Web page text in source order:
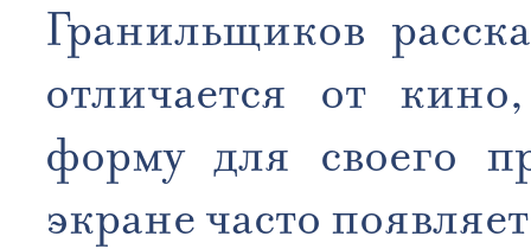
Гранильщиков
отличается от
форму для своего
экране часто